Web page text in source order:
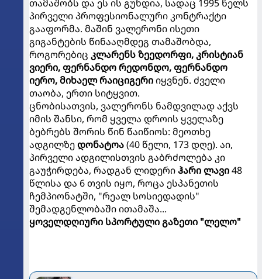
თამაშობს და ეს ის გუნდია, სადაც 1995 წელს
პირველი პროფესიონალური კონტრაქტი
გააფორმა. მაშინ ვალერონი ისეთი
გიგანტების წინააღმდეგ თამაშობდა,
როგორებიც კლარენს ზეედორფი, კრისტიან
ვიერი, ფერნანდო რედონდო, ფერნანდო
იერო, მიხაელ რაიციგერიიყვნენ. ძველი
თაობა, ერთი სიტყვით.
ცნობისათვის, ვალერონს ნამდვილად აქვს
იმის შანსი, რომ ყველა დროის ყველაზე
ბებრებს შორის წინ წაიწიოს: მეოთხე
ადგილზედონატოა(40 წელი, 173 დღე). აი,
პირველი ადგილისთვის გაბრძოლება კი
გაუჭირდება, რადგან ლიდერიჰარი ლავი48
წლისა და 6 თვის იყო, როცა ესპანეთის
ჩემპიონატში, "რეალ სოსიედადის"
შემადგენლობაში ითამაშა...
ყოველდღიური სპორტული გაზეთი "ლელო"